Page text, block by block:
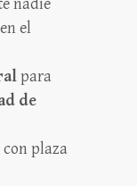
el
para
de
plaza